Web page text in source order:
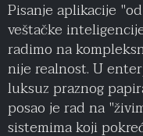
Pisanje aplikacije
veštačke
radimo na
nije realnost. U
luksuz praznog
posao je rad na
sistemima koji